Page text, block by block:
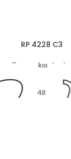
RP 4228 C3
Oprawy korekcyjne
48